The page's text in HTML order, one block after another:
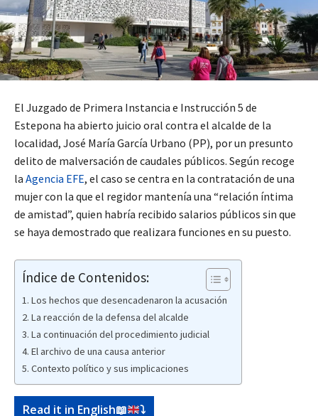
El Juzgado de Primera Instancia e Instrucción 5 de
Estepona ha abierto juicio oral contra el alcalde de la
localidad, José María García Urbano (PP), por un presunto
delito de malversación de caudales públicos. Según recoge
la Agencia EFE, el caso se centra en la contratación de una
mujer con la que el regidor mantenía una “relación íntima
de amistad”, quien habría recibido salarios públicos sin que
se haya demostrado que realizara funciones en su puesto.
Índice de Contenidos:
Los hechos que desencadenaron la acusación
La reacción de la defensa del alcalde
La continuación del procedimiento judicial
El archivo de una causa anterior
Contexto político y sus implicaciones
Read it in English📖 ⤵️